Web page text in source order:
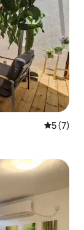
5 de
5 (7)